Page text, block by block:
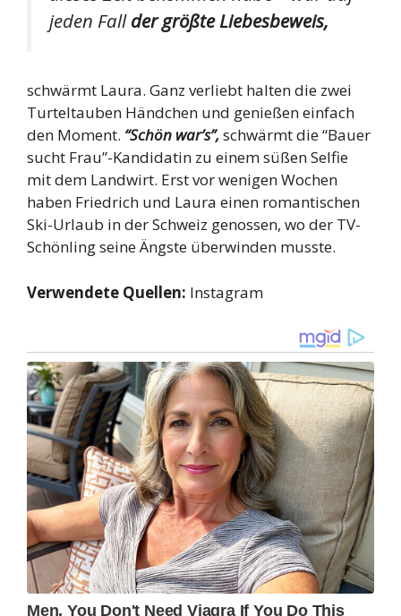
jeden Fallder größte Liebesbeweis,
schwärmt Laura. Ganz verliebt halten die zwei
Turteltauben Händchen und genießen einfach
den Moment. “Schön war’s”,schwärmt die “Bauer
sucht Frau”-Kandidatin zu einem süßen Selfie
mit dem Landwirt. Erst vor wenigen Wochen
haben Friedrich und Laura einen romantischen
Ski-Urlaub in der Schweiz genossen, wo der TV-
Schönling seine Ängste überwinden musste.
Verwendete Quellen: Instagram